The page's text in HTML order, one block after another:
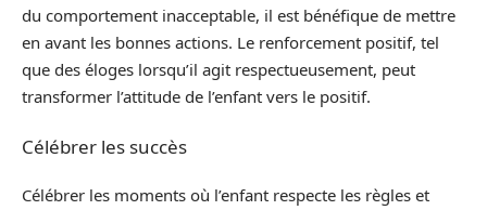
du comportement inacceptable, il est bénéfique de mettre
en avant les bonnes actions. Le renforcement positif, tel
que des éloges lorsqu’il agit respectueusement, peut
transformer l’attitude de l’enfant vers le positif.
Célébrer les succès
Célébrer les moments où l’enfant respecte les règles et